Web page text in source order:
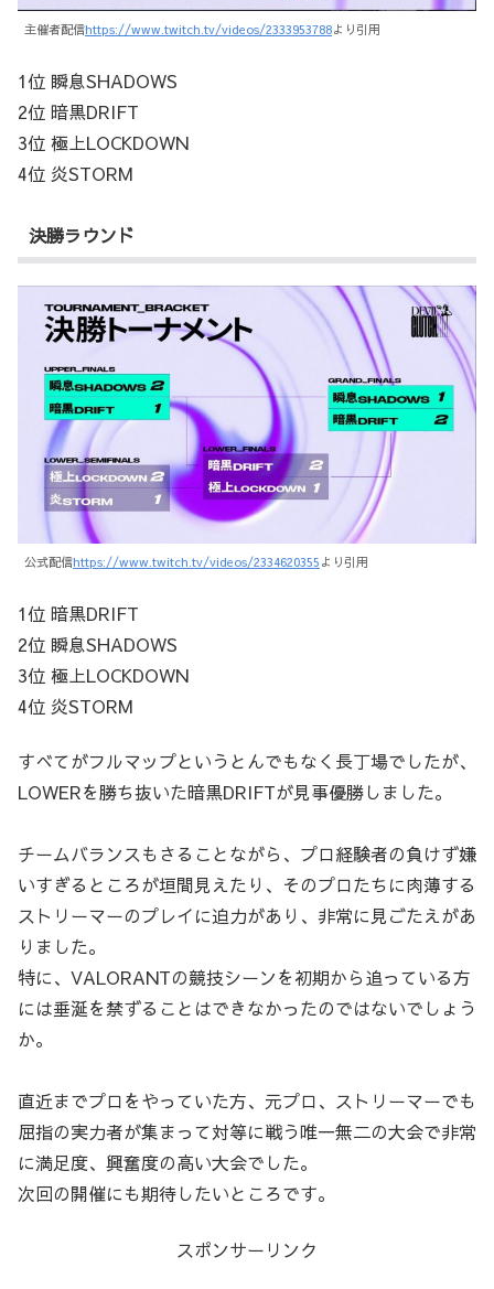
主催者配信https://www.twitch.tv/videos/2333953788より引用
1位 瞬息SHADOWS
2位 暗黒DRIFT
3位 極上LOCKDOWN
4位 炎STORM
決勝ラウンド
公式配信https://www.twitch.tv/videos/2334620355 より引用
1位 暗黒DRIFT
2位 瞬息SHADOWS
3位 極上LOCKDOWN
4位 炎STORM
すべてがフルマップというとんでもなく長丁場でしたが、
LOWERを勝ち抜いた暗黒DRIFTが見事優勝しました。
チームバランスもさることながら、プロ経験者の負けず嫌
いすぎるところが垣間見えたり、そのプロたちに肉薄する
ストリーマーのプレイに迫力があり、非常に見ごたえがあ
りました。
特に、VALORANTの競技シーンを初期から追っている方
には垂涎を禁ずることはできなかったのではないでしょう
か。
直近までプロをやっていた方、元プロ、ストリーマーでも
屈指の実力者が集まって対等に戦う唯一無二の大会で非常
に満足度、興奮度の高い大会でした。
次回の開催にも期待したいところです。
スポンサーリンク